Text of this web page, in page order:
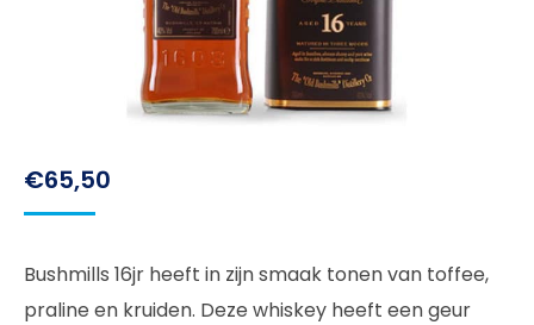
€65,50
Bushmills 16jr heeft in zijn smaak tonen van toffee,
praline en kruiden. Deze whiskey heeft een geur